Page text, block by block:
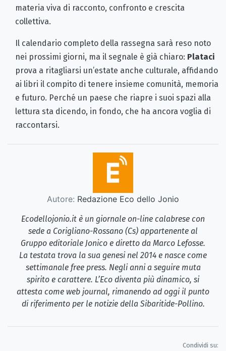
materia viva di racconto, confronto e crescita
collettiva.
Il calendario completo della rassegna sarà reso noto
nei prossimi giorni, ma il segnale è già chiaro: Plataci
prova a ritagliarsi un’estate anche culturale, affidando
ai libri il compito di tenere insieme comunità, memoria
e futuro. Perché un paese che riapre i suoi spazi alla
lettura sta dicendo, in fondo, che ha ancora voglia di
raccontarsi.
Autore: Redazione Eco dello Jonio
Ecodellojonio.it è un giornale on-line calabrese con
sede a Corigliano-Rossano (Cs) appartenente al
Gruppo editoriale Jonico e diretto da Marco Lefosse.
La testata trova la sua genesi nel 2014 e nasce come
settimanale free press. Negli anni a seguire muta
spirito e carattere. L’Eco diventa più dinamico, si
attesta come web journal, rimanendo ad oggi il punto
di riferimento per le notizie della Sibaritide-Pollino.
Condividi su: